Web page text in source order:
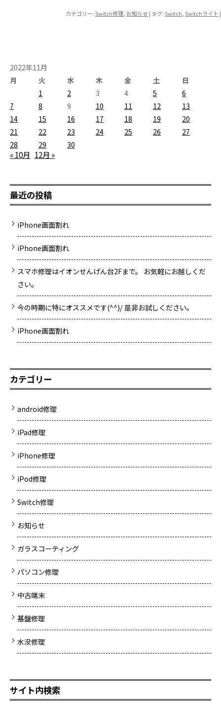
カテゴリー: Switch修理 お知らせ | タグ: Switch Switchライト |
2022年11月
月
火 水 木 金 土
日
1
2 3 4 5
6
7
8 9 10 11 12
13
14
15 16 17 18 19
20
21
22 23 24 25 26
27
28
29 30
« 10月 12月 »
最近の投稿
iPhone画面割れ
iPhone画面割れ
スマホ修理はイオンせんげん台2Fまで。 お気軽にお越しくだ
さい。
今の時期に特にオススメです(^^)/ 是非お試しください。
iPhone画面割れ
カテゴリー
android修理
iPad修理
iPhone修理
iPod修理
Switch修理
お知らせ
ガラスコーティング
パソコン修理
中古端末
基盤修理
水没修理
サイト内検索